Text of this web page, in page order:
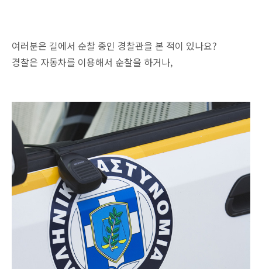
여러분은 길에서 순찰 중인 경찰관을 본 적이 있나요?
경찰은 자동차를 이용해서 순찰을 하거나,